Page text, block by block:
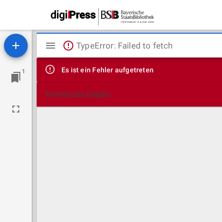
1
Mirador
Viewer
TypeError: Failed to fetch
Es ist ein Fehler aufgetreten
Technische Details